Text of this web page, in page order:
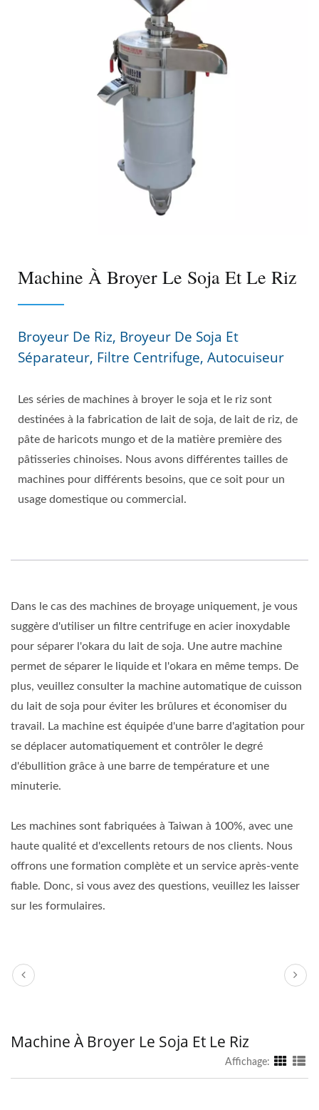
Machine À Broyer Le Soja Et Le Riz
Broyeur De Riz, Broyeur De Soja Et
Séparateur, Filtre Centrifuge, Autocuiseur
Les séries de machines à broyer le soja et le riz sont
destinées à la fabrication de lait de soja, de lait de riz, de
pâte de haricots mungo et de la matière première des
pâtisseries chinoises. Nous avons différentes tailles de
machines pour différents besoins, que ce soit pour un
usage domestique ou commercial.
Dans le cas des machines de broyage uniquement, je vous
suggère d'utiliser un filtre centrifuge en acier inoxydable
pour séparer l'okara du lait de soja. Une autre machine
permet de séparer le liquide et l'okara en même temps. De
plus, veuillez consulter la machine automatique de cuisson
du lait de soja pour éviter les brûlures et économiser du
travail. La machine est équipée d'une barre d'agitation pour
se déplacer automatiquement et contrôler le degré
d'ébullition grâce à une barre de température et une
minuterie.
Les machines sont fabriquées à Taiwan à 100%, avec une
haute qualité et d'excellents retours de nos clients. Nous
offrons une formation complète et un service après-vente
fiable. Donc, si vous avez des questions, veuillez les laisser
sur les formulaires.
Machine À Broyer Le Soja Et Le Riz
Affichage: